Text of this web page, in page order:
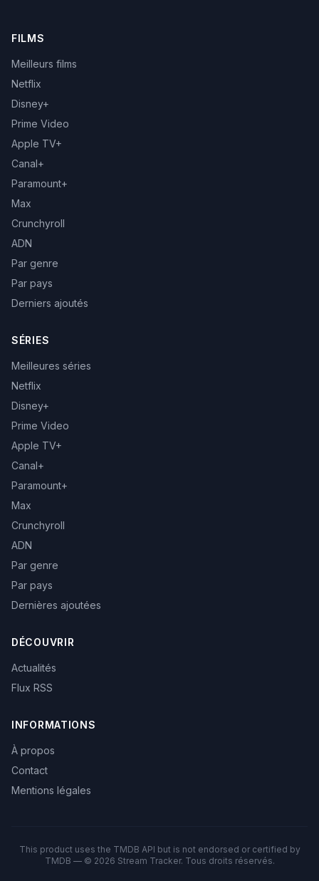
FILMS
Meilleurs films
Netflix
Disney+
Prime Video
Apple TV+
Canal+
Paramount+
Max
Crunchyroll
ADN
Par genre
Par pays
Derniers ajoutés
SÉRIES
Meilleures séries
Netflix
Disney+
Prime Video
Apple TV+
Canal+
Paramount+
Max
Crunchyroll
ADN
Par genre
Par pays
Dernières ajoutées
DÉCOUVRIR
Actualités
Flux RSS
INFORMATIONS
À propos
Contact
Mentions légales
This product uses the TMDB API but is not endorsed or certified by
TMDB — © 2026 Stream Tracker. Tous droits réservés.